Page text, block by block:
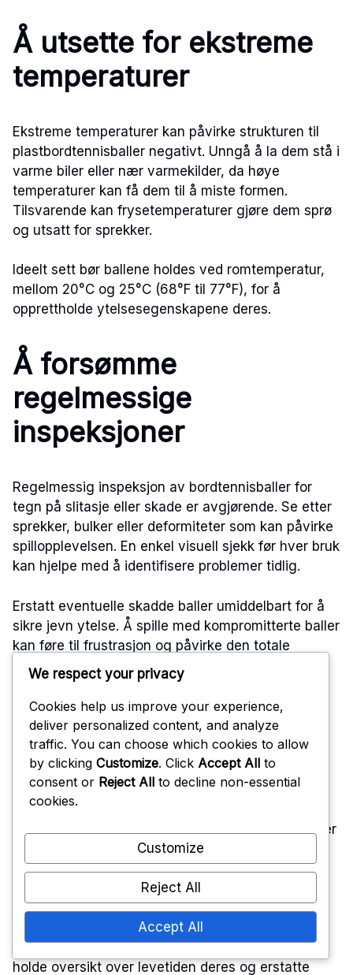
Å utsette for ekstreme
temperaturer
Ekstreme temperaturer kan påvirke strukturen til
plastbordtennisballer negativt. Unngå å la dem stå i
varme biler eller nær varmekilder, da høye
temperaturer kan få dem til å miste formen.
Tilsvarende kan frysetemperaturer gjøre dem sprø
og utsatt for sprekker.
Ideelt sett bør ballene holdes ved romtemperatur,
mellom 20°C og 25°C (68°F til 77°F), for å
opprettholde ytelsesegenskapene deres.
Å forsømme
regelmessige
inspeksjoner
Regelmessig inspeksjon av bordtennisballer for
tegn på slitasje eller skade er avgjørende. Se etter
sprekker, bulker eller deformiteter som kan påvirke
spillopplevelsen. En enkel visuell sjekk før hver bruk
kan hjelpe med å identifisere problemer tidlig.
Erstatt eventuelle skadde baller umiddelbart for å
sikre jevn ytelse. Å spille med kompromitterte baller
kan føre til frustrasjon og påvirke den totale
spillkvaliteten.
Å ikke erstatte skadde
baller
Å bruke skadde bordtennisballer kan føre til
uforutsigbare sprett og redusert spillkvalitet. Det er
viktig å ha noen ekstra baller tilgjengelig for å
erstatte de som viser tegn på slitasje. Denne
praksisen sikrer at spillet ditt forblir uavbrutt og
hyggelig.
Vurder å merke kjøpsdatoen på nye baller for å
holde oversikt over levetiden deres og erstatte
We respect your privacy
Cookies help us improve your experience,
deliver personalized content, and analyze
traffic. You can choose which cookies to allow
by clicking Customize. Click Accept All to
consent or Reject All to decline non-essential
cookies.
Customize
Reject All
Accept All